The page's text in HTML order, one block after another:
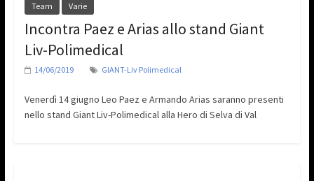
Team Varie
Incontra Paez e Arias allo stand Giant
Liv-Polimedical
14/06/2019 GIANT-Liv Polimedical
Venerdì 14 giugno Leo Paez e Armando Arias saranno presenti
nello stand Giant Liv-Polimedical alla Hero di Selva di Val